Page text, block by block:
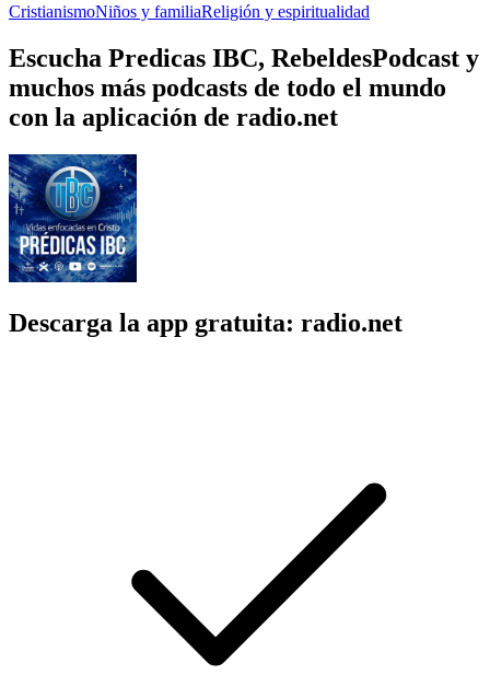
CristianismoNiños y familiaReligión y espiritualidad
Escucha Predicas IBC, RebeldesPodcast y
muchos más podcasts de todo el mundo
con la aplicación de radio.net
Descarga la app gratuita: radio.net